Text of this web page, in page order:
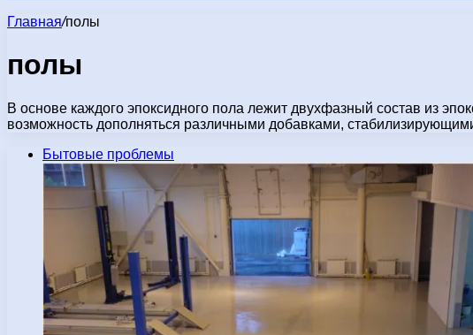
Главная/полы
полы
В основе каждого эпоксидного пола лежит двухфазный состав из
возможность дополняться различными добавками,
Бытовые проблемы